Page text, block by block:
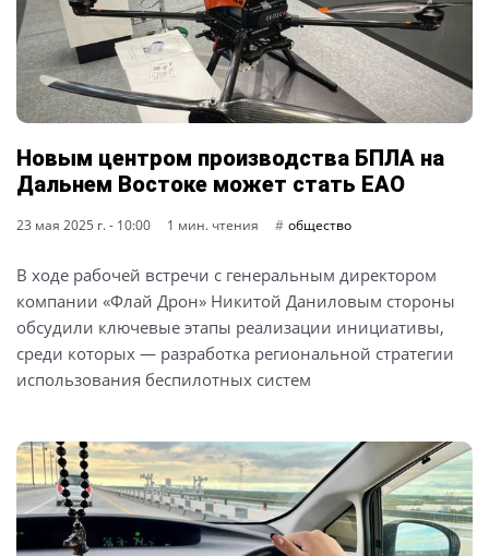
Новым центром производства БПЛА на
Дальнем Востоке может стать ЕАО
23 мая 2025 г. - 10:00 1 мин. чтения общество
В ходе рабочей встречи с генеральным директором
компании «Флай Дрон» Никитой Даниловым стороны
обсудили ключевые этапы реализации инициативы,
среди которых — разработка региональной стратегии
использования беспилотных систем